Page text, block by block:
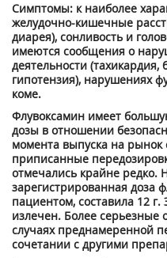
Симптомы: к наиболее
желудочно-кишечные
диарея), сонливость и
имеются сообщения о
деятельности
гипотензия), нарушениях
коме.
Флувоксамин имеет
дозы в отношении
момента выпуска на рынок
приписанные
отмечались крайне редко.
зарегистрированная доза
пациентом, составила 12
излечен. Более серьезные
случаях преднамеренной
сочетании с другими